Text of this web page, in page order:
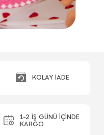
KOLAY İADE
1-2 İŞ GÜNÜ İÇİNDE
KARGO